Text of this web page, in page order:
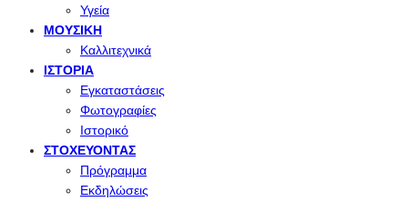
Υγεία
ΜΟΥΣΙΚΉ
Καλλιτεχνικά
ΙΣΤΟΡΊΑ
Εγκαταστάσεις
Φωτογραφίες
Ιστορικό
ΣΤΟΧΕΎΟΝΤΑΣ
Πρόγραμμα
Εκδηλώσεις